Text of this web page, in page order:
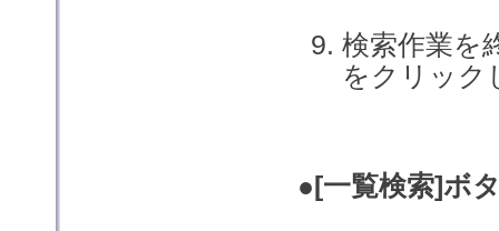
検索作業を
をクリック
●[一覧検索]ボ